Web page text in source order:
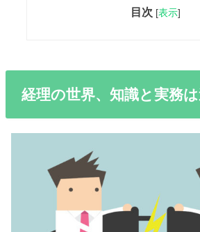
目次 [表示]
経理の世界、知識と実務